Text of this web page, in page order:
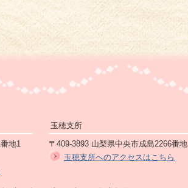
地1
玉穂支所
〒409-3893 山梨県中央市成島2266番地
玉穂支所へのアクセスはこちら